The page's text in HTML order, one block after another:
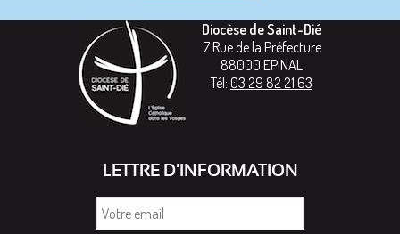
Diocèse de Saint-Dié
7 Rue de la Préfecture
88000 EPINAL
Tél: 03 29 82 21 63
LETTRE D'INFORMATION